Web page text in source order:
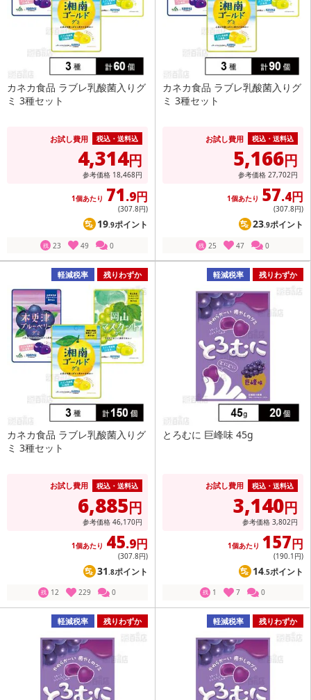
カネカ食品 ラブレ乳酸菌入りグ
ミ 3種セット
お試し費用 税込・送料込
4,314円
参考価格 18,468円
1個あたり 71.9円
(307.8円)
19.9ポイント
残 23 49 0
カネカ食品 ラブレ乳酸菌入りグ
ミ 3種セット
お試し費用 税込・送料込
5,166円
参考価格 27,702円
1個あたり 57.4円
(307.8円)
23.9ポイント
残 25 47 0
軽減税率 残りわずか
カネカ食品 ラブレ乳酸菌入りグ
ミ 3種セット
お試し費用 税込・送料込
6,885円
参考価格 46,170円
1個あたり 45.9円
(307.8円)
31 .8ポイント
残 12 229 0
軽減税率 残りわずか
とろむに 巨峰味 45g
お試し費用 税込・送料込
3,140円
参考価格 3,802円
1個あたり 157円
(190.1円)
14.5ポイント
残 1 7 0
軽減税率 残りわずか 軽減税率 残りわずか